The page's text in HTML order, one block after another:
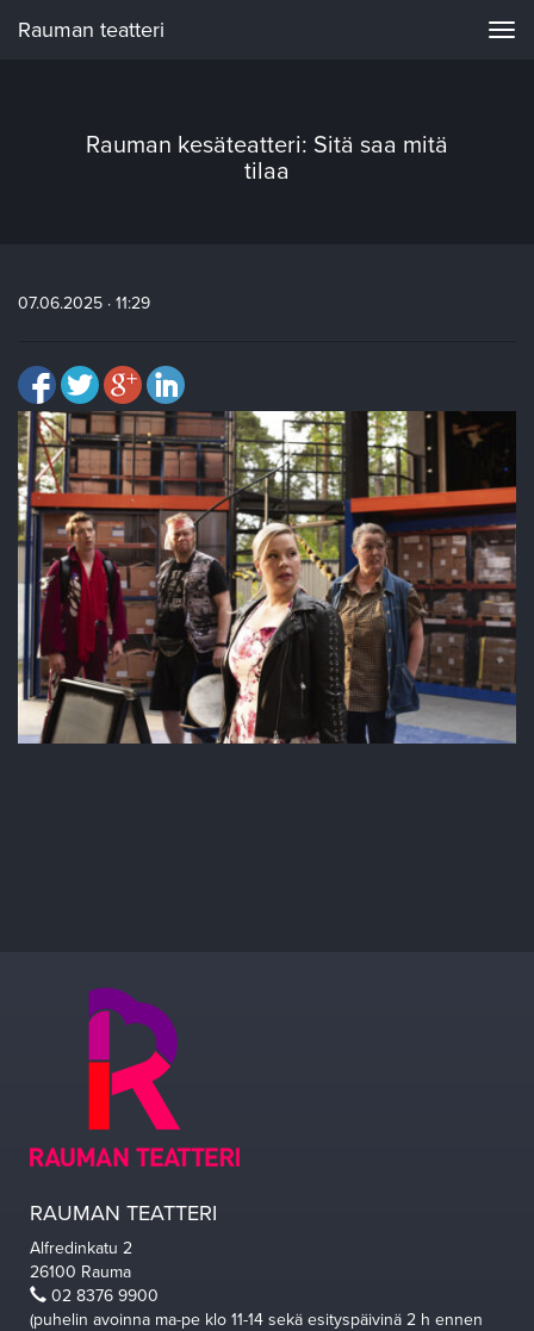
Rauman teatteri
Rauman kesäteatteri: Sitä saa mitä
tilaa
07.06.2025 · 11:29
RAUMAN TEATTERI
Alfredinkatu 2
26100 Rauma
02 8376 9900
(puhelin avoinna ma-pe klo 11-14 sekä esityspäivinä 2 h ennen